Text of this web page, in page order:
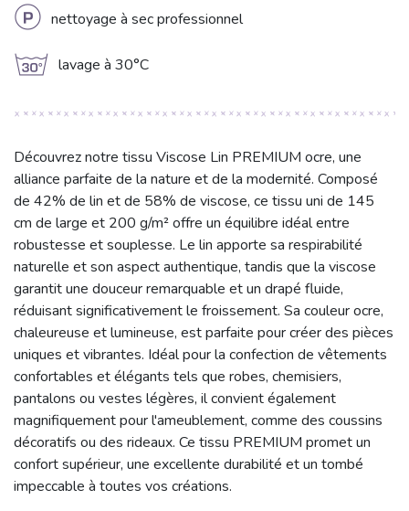
L nettoyage à sec professionnel
g lavage à 30°C
Découvrez notre tissu Viscose Lin PREMIUM ocre, une
alliance parfaite de la nature et de la modernité. Composé
de 42% de lin et de 58% de viscose, ce tissu uni de 145
cm de large et 200 g/m² offre un équilibre idéal entre
robustesse et souplesse. Le lin apporte sa respirabilité
naturelle et son aspect authentique, tandis que la viscose
garantit une douceur remarquable et un drapé fluide,
réduisant significativement le froissement. Sa couleur ocre,
chaleureuse et lumineuse, est parfaite pour créer des pièces
uniques et vibrantes. Idéal pour la confection de vêtements
confortables et élégants tels que robes, chemisiers,
pantalons ou vestes légères, il convient également
magnifiquement pour l'ameublement, comme des coussins
décoratifs ou des rideaux. Ce tissu PREMIUM promet un
confort supérieur, une excellente durabilité et un tombé
impeccable à toutes vos créations.